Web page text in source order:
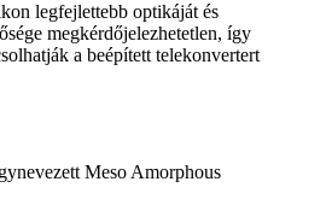
legfejlettebb optikáját és
megkérdőjelezhetetlen, így
a beépített telekonvertert
Meso Amorphous